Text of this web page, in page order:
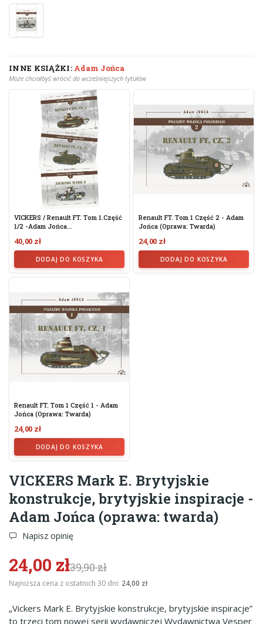
INNE KSIĄŻKI: Adam Jońca
Może chciałbyś wrócić do wcześniejszych tytułów
VICKERS / Renault FT. Tom 1.część
1/2 -Adam Jońca...
40,00 zł
DODAJ DO KOSZYKA
Renault FT. Tom 1 Część 2 - Adam
Jońca (oprawa: Twarda)
24,00 zł
DODAJ DO KOSZYKA
Renault FT. Tom 1 Część 1 - Adam
Jońca (oprawa: Twarda)
24,00 zł
DODAJ DO KOSZYKA
VICKERS Mark E. Brytyjskie
konstrukcje, brytyjskie inspiracje -
Adam Jońca (oprawa: twarda)
Napisz opinię
24,00 zł39,90 zł
Najniższa cena z ostatnich 30 dni: 24,00 zł
„Vickers Mark E. Brytyjskie konstrukcje, brytyjskie inspiracje”
to trzeci tom nowej serii wydawniczej Wydawnictwa Vesper